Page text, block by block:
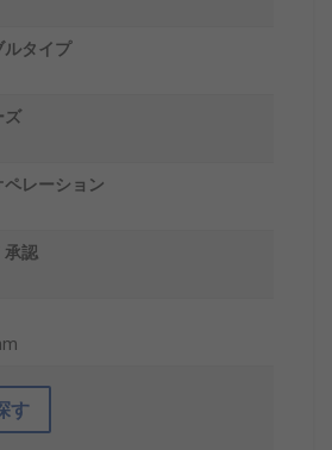
ルタイプ
ズ
レーション
認
す